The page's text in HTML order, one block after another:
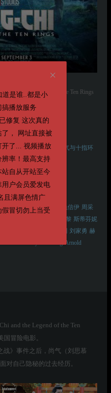
道是谁..都是小
播放服务
修复 这次真的
， 网址直接被
了... 视频播放
率！最高支持
自从开站至今
户会员爱发电
且满屏色情广
冒切勿上当受
Chi and the Legend of the Ten Rings
传奇 尚气 上气 商奇
尚气与十指环
上气与十诫传说
国网络)
哈特 吉姆·斯特林
陈法拉 杨紫琼 元华 钱信伊 周采
安迪·黎 斯蒂芬妮
刘家勇 赫
Arnold
and the Legend of the Ten
冒险电影。
战》事件之后，尚气（刘思慕
对自己隐秘的过去经历。